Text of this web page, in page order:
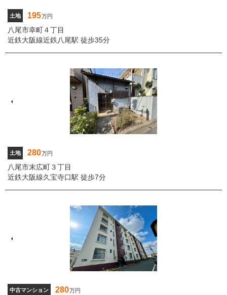
土地 195万円
八尾市幸町４丁目
近鉄大阪線近鉄八尾駅 徒歩35分
土地 280万円
八尾市末広町３丁目
近鉄大阪線久宝寺口駅 徒歩7分
中古マンション 280万円